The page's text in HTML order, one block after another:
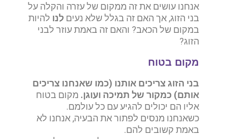
אנחנו עושים את זה ממקום של עזרה והקלה על
בני הזוג, אך האם זה בגלל שלא נעים לנו להיות
במקום של הכאב? והאם זה באמת עוזר לבני
הזוג?
מקום בטוח
בני הזוג צריכים אותנו (כמו שאנחנו צריכים
אותם) כמקור של תמיכה ועוגן. מקום בטוח
אליו הם יכולים להגיע עם כל עולמם.
כשאנחנו מנסים לפתור את הבעיה, אנחנו לא
באמת קשובים להם.